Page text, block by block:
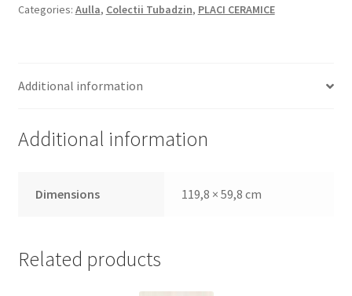
Plată
Categories: Aulla, Colectii Tubadzin, PLACI CERAMICE
Additional information
Additional information
Dimensions 119,8 × 59,8 cm
Related products